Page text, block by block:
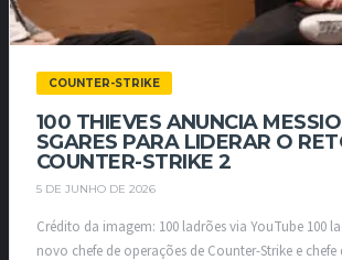
COUNTER-STRIKE
100 THIEVES ANUNCIA
SGARES PARA LIDERAR O
COUNTER-STRIKE 2
5 DE JUNHO DE 2026
Crédito da imagem: 100 ladrões via YouTube 100
novo chefe de operações de Counter-Strike e chefe